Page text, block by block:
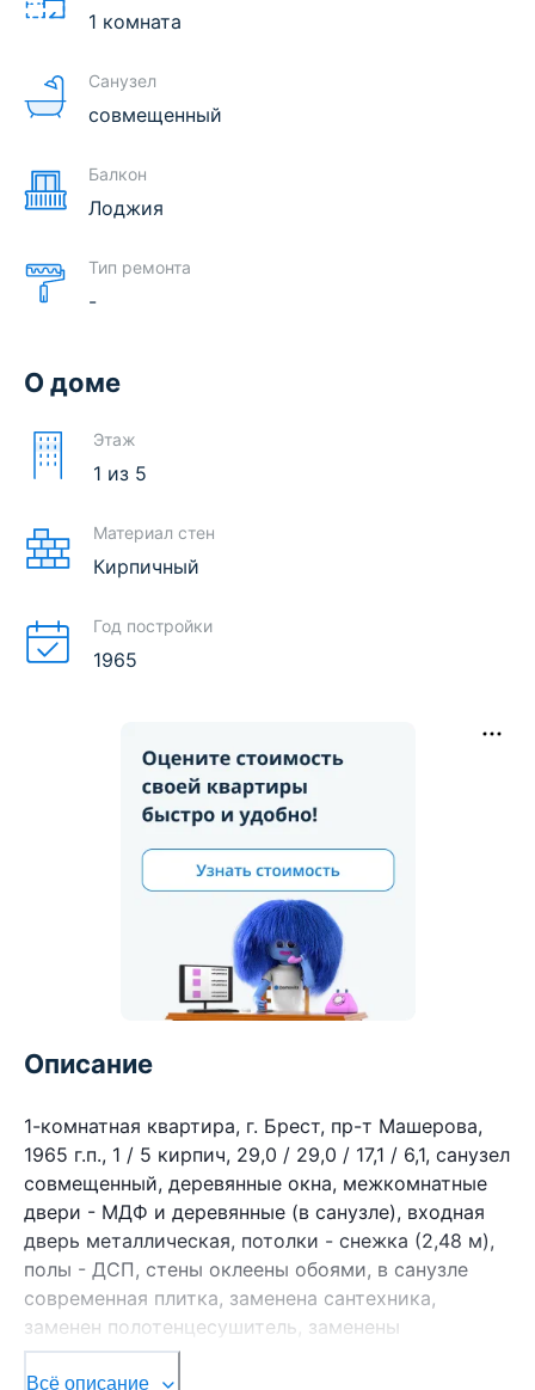
1 комната
Санузел
совмещенный
Балкон
Лоджия
Тип ремонта
-
О доме
Этаж
1 из 5
Материал стен
Кирпичный
Год постройки
1965
Описание
1-комнатная квартира, г. Брест, пр-т Машерова,
1965 г.п., 1 / 5 кирпич, 29,0 / 29,0 / 17,1 / 6,1, санузел
совмещенный, деревянные окна, межкомнатные
двери - МДФ и деревянные (в санузле), входная
дверь металлическая, потолки - снежка (2,48 м),
полы - ДСП, стены оклеены обоями, в санузле
современная плитка, заменена сантехника,
заменен полотенцесушитель, заменены
сантехнические трубы (пластик), чугунная ванна,
новый электросчетчик. Квартира в жилом
Всё описание